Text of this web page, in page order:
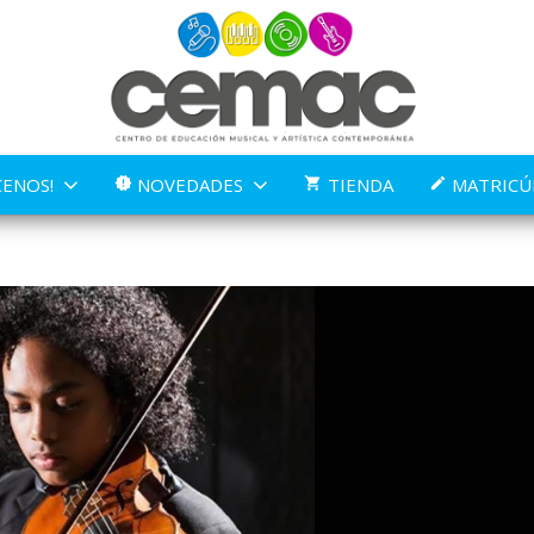
new_releases NOVEDADES shopping_cart TIENDA create